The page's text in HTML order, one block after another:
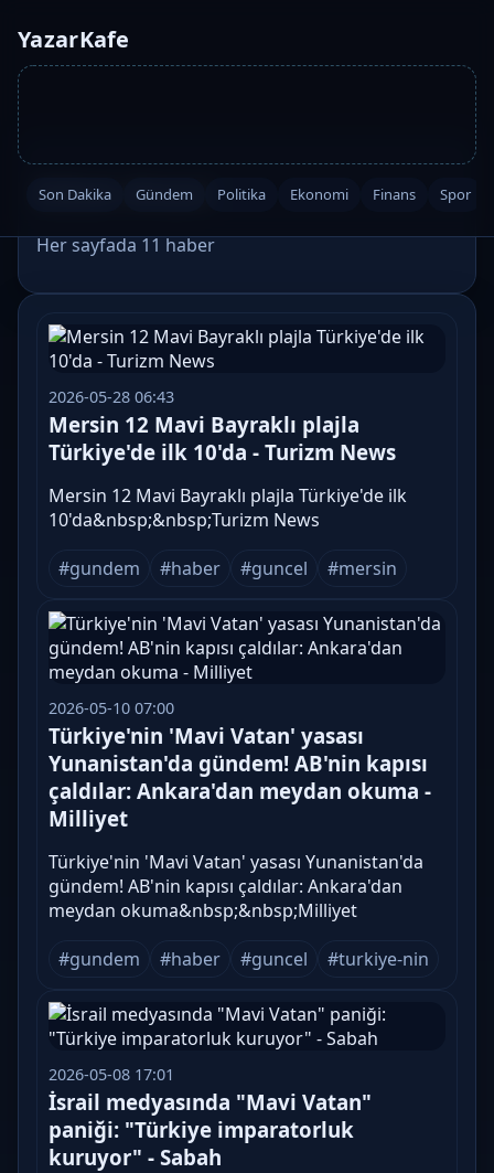
YazarKafe
Son Dakika Gündem Politika Ekonomi Finans Spor
Etiket: #mavi
Her sayfada 11 haber
2026-05-28 06:43
Mersin 12 Mavi Bayraklı plajla
Türkiye'de ilk 10'da - Turizm News
Mersin 12 Mavi Bayraklı plajla Türkiye'de ilk
10'da&nbsp;&nbsp;Turizm News
#gundem
#haber #guncel #mersin
2026-05-10 07:00
Türkiye'nin 'Mavi Vatan' yasası
Yunanistan'da gündem! AB'nin kapısı
çaldılar: Ankara'dan meydan okuma -
Milliyet
Türkiye'nin 'Mavi Vatan' yasası Yunanistan'da
gündem! AB'nin kapısı çaldılar: Ankara'dan
meydan okuma&nbsp;&nbsp;Milliyet
#gundem
#haber #guncel #turkiye-nin
2026-05-08 17:01
İsrail medyasında "Mavi Vatan"
paniği: "Türkiye imparatorluk
kuruyor" - Sabah